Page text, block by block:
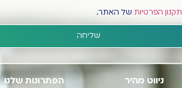
תקנון הפרטיות של האתר.
שליחה
ניווט מהיר הפתרונות שלנו